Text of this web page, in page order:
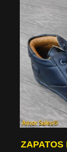
ZAPATOS